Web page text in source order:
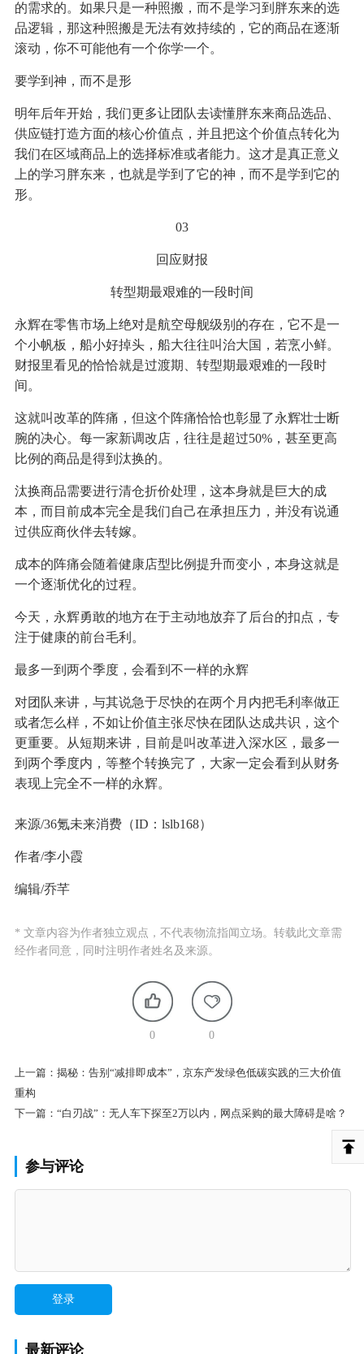
的需求的。如果只是一种照搬，而不是学习到胖东来的选
品逻辑，那这种照搬是无法有效持续的，它的商品在逐渐
滚动，你不可能他有一个你学一个。
要学到神，而不是形
明年后年开始，我们更多让团队去读懂胖东来商品选品、
供应链打造方面的核心价值点，并且把这个价值点转化为
我们在区域商品上的选择标准或者能力。这才是真正意义
上的学习胖东来，也就是学到了它的神，而不是学到它的
形。
03
回应财报
转型期最艰难的一段时间
永辉在零售市场上绝对是航空母舰级别的存在，它不是一
个小帆板，船小好掉头，船大往往叫治大国，若烹小鲜。
财报里看见的恰恰就是过渡期、转型期最艰难的一段时
间。
这就叫改革的阵痛，但这个阵痛恰恰也彰显了永辉壮士断
腕的决心。每一家新调改店，往往是超过50%，甚至更高
比例的商品是得到汰换的。
汰换商品需要进行清仓折价处理，这本身就是巨大的成
本，而目前成本完全是我们自己在承担压力，并没有说通
过供应商伙伴去转嫁。
成本的阵痛会随着健康店型比例提升而变小，本身这就是
一个逐渐优化的过程。
今天，永辉勇敢的地方在于主动地放弃了后台的扣点，专
注于健康的前台毛利。
最多一到两个季度，会看到不一样的永辉
对团队来讲，与其说急于尽快的在两个月内把毛利率做正
或者怎么样，不如让价值主张尽快在团队达成共识，这个
更重要。从短期来讲，目前是叫改革进入深水区，最多一
到两个季度内，等整个转换完了，大家一定会看到从财务
表现上完全不一样的永辉。
来源/36氪未来消费（ID：lslb168）
作者/李小霞
编辑/乔芊
* 文章内容为作者独立观点，不代表物流指闻立场。转载此文章需
经作者同意，同时注明作者姓名及来源。
0 0
上一篇： 揭秘：告别“减排即成本”，京东产发绿色低碳实践的三大价值
重构
下一篇： “白刃战”：无人车下探至2万以内，网点采购的最大障碍是啥？
参与评论
最新评论